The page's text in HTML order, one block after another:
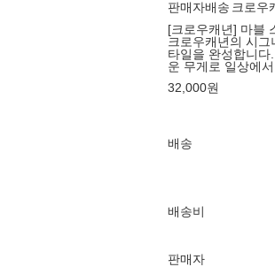
판매자배송 크로우
[크로우캐년] 마블
크로우캐년의 시
타일을 완성합니
운 무게로 일상에
32,000원
배송
배송비
판매자